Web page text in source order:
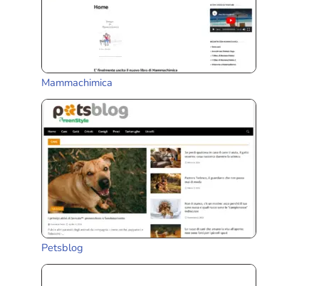
Mammachimica
Petsblog